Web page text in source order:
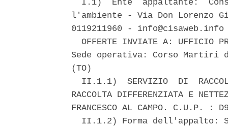
I.1)  Ente  appaltante:
l'ambiente - Via Don Lorenzo
0119211960 -
OFFERTE INVIATE A: UFFICIO
Sede operativa: Corso
(TO)
II.1.1)  SERVIZIO  DI
RACCOLTA DIFFERENZIATA E
FRANCESCO AL CAMPO. C.U.P.
II.1.2) Forma dell'appalto: